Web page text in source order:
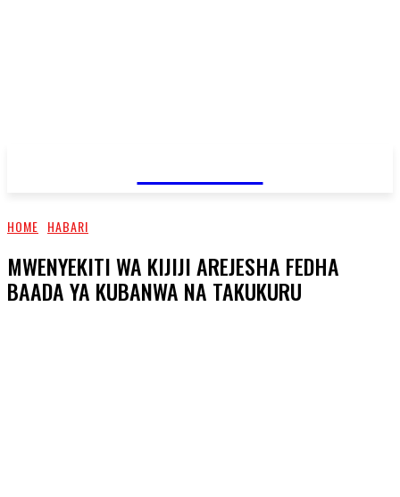
HOME HABARI
MWENYEKITI WA KIJIJI AREJESHA FEDHA
BAADA YA KUBANWA NA TAKUKURU